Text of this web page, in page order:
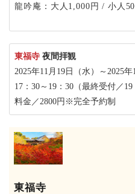
龍吟庵：大人1,000円 / 小人
東福寺 夜間拝観
2025年11月19日（水）～2025
17：30～19：30（最終受付／19
料金／2800円※完全予約制
東福寺